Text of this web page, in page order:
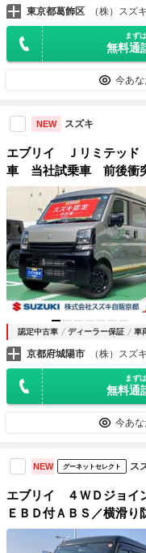
東京都葛飾区 （株）ス
まず
無料通
今あ
NEW スズキ
エブリイ Ｊリミテッ
車 当社試乗車 前後衝
機能 車線逸脱警報機能
イッチ オートライト
ップ ＬＥＤヘッドライ
認定中古車 ディーラー保証 車
京都府城陽市 （株）ス
まず
無料通
今あ
NEW グーネットセレクト ス
エブリイ ４ＷＤジョイ
ＥＢＤ付ＡＢＳ／横滑
バッグ 助手席／パワー
ワーステアリング／マ